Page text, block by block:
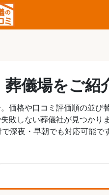
儀場をご紹
価格や口コミ評価順の並び
敗しない葬儀社が見つかり
深夜・早朝でも対応可能で